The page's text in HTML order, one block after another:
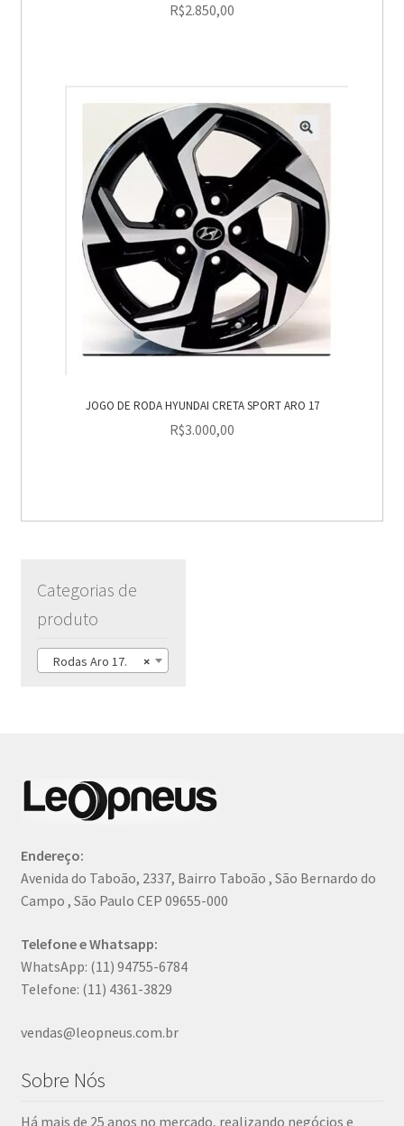
R$2.850,00
JOGO DE RODA HYUNDAI CRETA SPORT ARO 17
R$3.000,00
Categorias de
produto
×
Rodas Aro 17.
Endereço:
Avenida do Taboão, 2337, Bairro Taboão , São Bernardo do
Campo , São Paulo CEP 09655-000
Telefone e Whatsapp:
WhatsApp: (11) 94755-6784
Telefone: (11) 4361-3829
vendas@leopneus.com.br
Sobre Nós
Há mais de 25 anos no mercado, realizando negócios e